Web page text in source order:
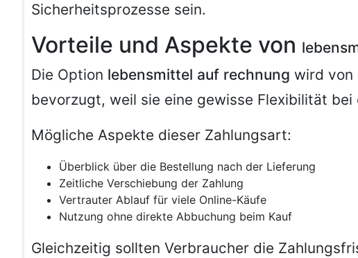
Sicherheitsprozesse sein.
Vorteile und Aspekte von
Die Option lebensmittel auf rechnung wird von
bevorzugt, weil sie eine gewisse Flexibilität
Mögliche Aspekte dieser Zahlungsart:
Überblick über die Bestellung nach der Lieferung
Zeitliche Verschiebung der Zahlung
Vertrauter Ablauf für viele Online-Käufe
Nutzung ohne direkte Abbuchung beim Kauf
Gleichzeitig sollten Verbraucher die